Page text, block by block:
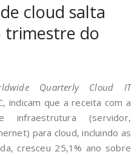
cloud salta
trimestre do
Quarterly Cloud IT
indicam que a receita com a
(servidor,
para cloud, incluindo as
cresceu 25,1% ano sobre